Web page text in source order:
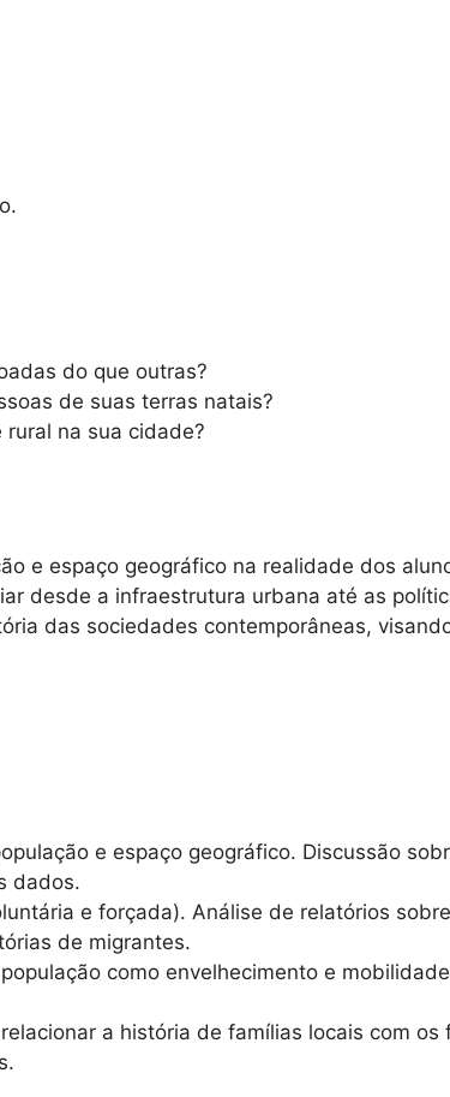
do que outras?
de suas terras natais?
na sua cidade?
e espaço geográfico na realidade dos
desde a infraestrutura urbana até as
das sociedades contemporâneas,
e espaço geográfico. Discussão
dados.
e forçada). Análise de relatórios
de migrantes.
como envelhecimento e
a história de famílias locais com